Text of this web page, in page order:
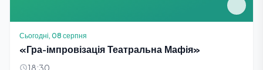
Сьогодні, 08 серпня
«Гра-імпровізація Театральна Мафія»
18:30